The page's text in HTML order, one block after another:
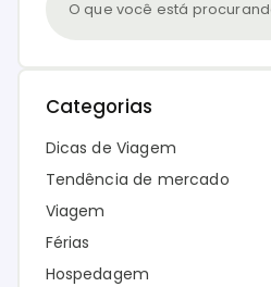
Categorias
Dicas de Viagem
Tendência de mercado
Viagem
Férias
Hospedagem